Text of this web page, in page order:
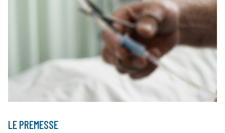
LE PREMESSE